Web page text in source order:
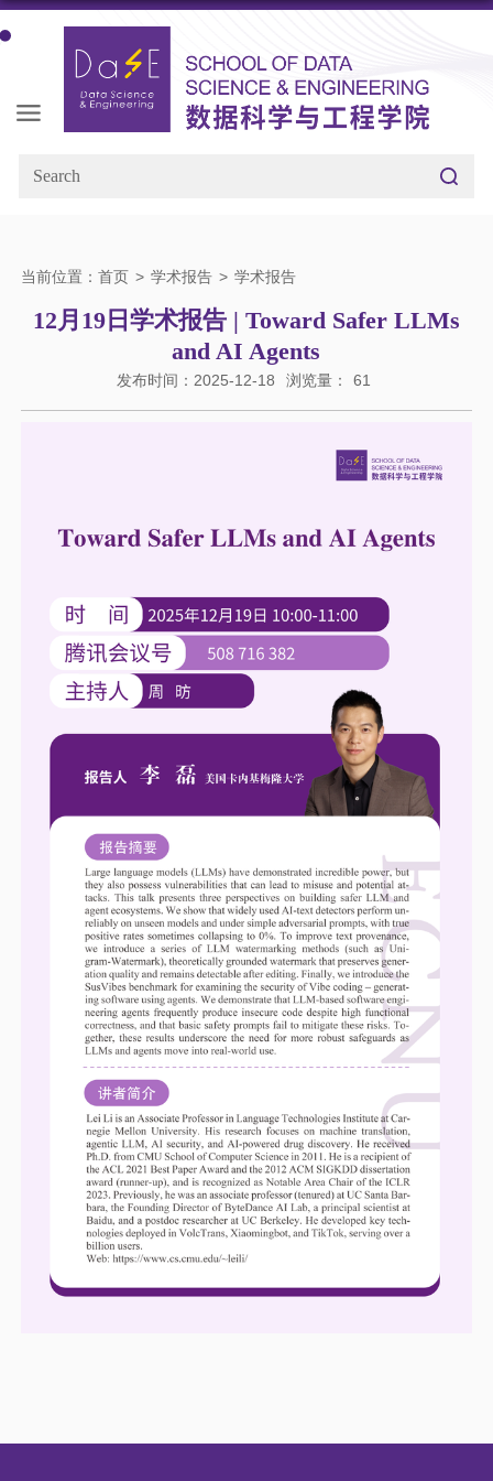
当前位置： 首页 > 学术报告 > 学术报告
12月19日学术报告 | Toward Safer LLMs
and AI Agents
发布时间：2025-12-18 浏览量： 61